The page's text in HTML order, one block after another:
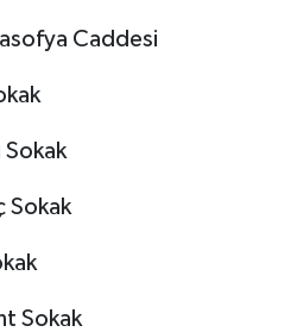
Caddesi
Sokak
Sokak
Sokak